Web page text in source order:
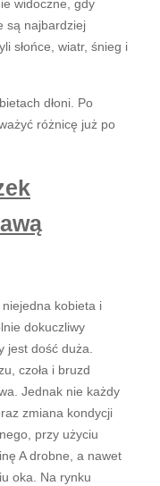
widoczne, gdy
są najbardziej
słońce, wiatr, śnieg i
dłoni. Po
różnicę już po
kobieta i
dokuczliwy
jest dość duża.
czoła i bruzd
Jednak nie każdy
zmiana kondycji
przy użyciu
A drobne, a nawet
oka. Na rynku